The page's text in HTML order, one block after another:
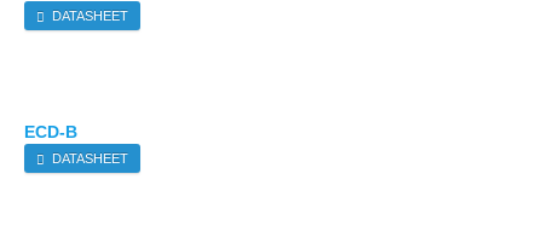
DATASHEET
ECD-B
DATASHEET